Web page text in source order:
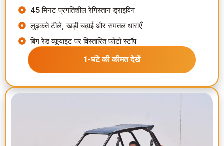
45 मिनट प्रगतिशील रेगिस्तान ड्राइविंग
लुढ़कते टीले, खड़ी चढ़ाई और समतल धाराएँ
बिग रेड व्यूप्वाइंट पर विस्तारित फोटो स्टॉप
1-घंटे की कीमत देखें